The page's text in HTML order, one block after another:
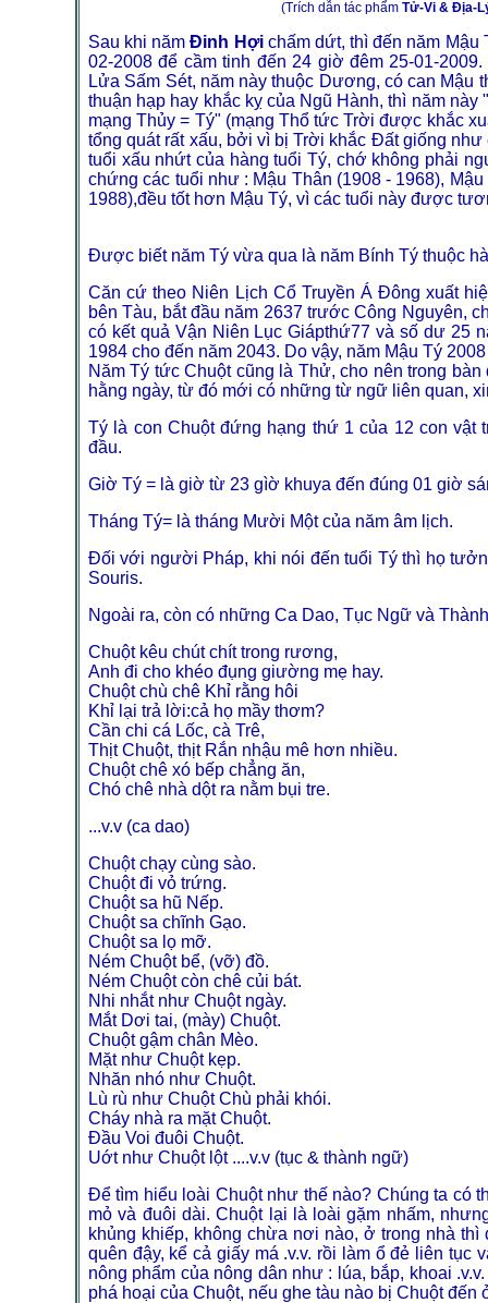
(Trích dẫn tác phẩm Tử-Vi & Địa-
Sau khi nămĐinh Hợichấm dứt, thì đến năm
02-2008 để cầm tinh đến 24 giờ đêm 25-01-
Lửa Sấm Sét, năm này thuộc Dương, có can Mậu
thuận hạp hay khắc kỵ của Ngũ Hành, thì năm
mạng Thủy = Tý" (mạng Thổ tức Trời được khắc
tổng quát rất xấu, bởi vì bị Trời khắc Đất giống
tuổi xấu nhứt của hàng tuổi Tý, chớ không phải
chứng các tuổi như : Mậu Thân (1908 - 1968),
1988),đều tốt hơn Mậu Tý, vì các tuổi này được
Được biết năm Tý vừa qua là năm Bính Tý thuộc
Căn cứ theo Niên Lịch Cổ Truyền Á Đông xuất
bên Tàu, bắt đầu năm 2637 trước Công Nguyên,
có kết quả Vận Niên Lục Giápthứ77 và số dư 25
1984 cho đến năm 2043. Do vậy, năm Mậu Tý
Năm Tý tức Chuột cũng là Thử, cho nên trong
hằng ngày, từ đó mới có những từ ngữ liên quan,
Tý là con Chuột đứng hạng thứ 1 của 12 con
đầu.
Giờ Tý = là giờ từ 23 gìờ khuya đến đúng 01 giờ
Tháng Tý= là tháng Mười Một của năm âm lịch.
Đối với người Pháp, khi nói đến tuổi Tý thì họ
Souris.
Ngoài ra, còn có những Ca Dao, Tục Ngữ và
Chuột kêu chút chít trong rương,
Anh đi cho khéo đụng giường mẹ hay.
Chuột chù chê Khỉ rằng hôi
Khỉ lại trả lời:cả họ mầy thơm?
Cần chi cá Lốc, cà Trê,
Thịt Chuột, thịt Rắn nhậu mê hơn nhiều.
Chuột chê xó bếp chẳng ăn,
Chó chê nhà dột ra nằm bụi tre.
...v.v (ca dao)
Chuột chạy cùng sào.
Chuột đi vỏ trứng.
Chuột sa hũ Nếp.
Chuột sa chĩnh Gạo.
Chuột sa lọ mỡ.
Ném Chuột bể, (vỡ) đồ.
Ném Chuột còn chê củi bát.
Nhi nhắt như Chuột ngày.
Mắt Dơi tai, (mày) Chuột.
Chuột gậm chân Mèo.
Mặt như Chuột kẹp.
Nhăn nhó như Chuột.
Lù rù như Chuột Chù phải khói.
Cháy nhà ra mặt Chuột.
Đầu Voi đuôi Chuột.
Uớt như Chuột lột ....v.v (tục & thành ngữ)
Để tìm hiểu loài Chuột như thế nào? Chúng ta có
mỏ và đuôi dài. Chuột lại là loài gặm nhấm,
khủng khiếp, không chừa nơi nào, ở trong nhà
quên đậy, kể cả giấy má .v.v. rồi làm ổ đẻ liên tục
nông phẩm của nông dân như : lúa, bắp, khoai
phá hoại của Chuột, nếu ghe tàu nào bị Chuột đến